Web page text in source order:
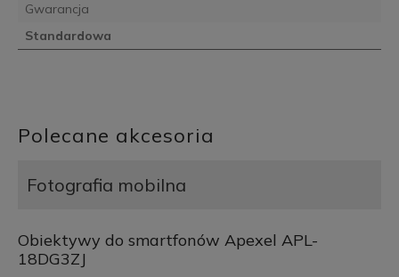
Gwarancja
Standardowa
Polecane akcesoria
Fotografia mobilna
Obiektywy do smartfonów Apexel APL-
18DG3ZJ